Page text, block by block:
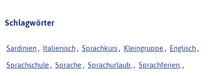
Schlagwörter
Sardinien , Italienisch , Sprachkurs , Kleingruppe , Englisch ,
Sprachschule , Sprache , Sprachurlaub, , Sprachferien, ,